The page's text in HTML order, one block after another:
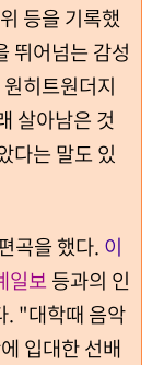
등을 기록했
뛰어넘는 감성
히트원더지
살아남은 것
다는 말도 있
곡을 했다. 이
일보 등과의 인
. "대학때 음악
입대한 선배